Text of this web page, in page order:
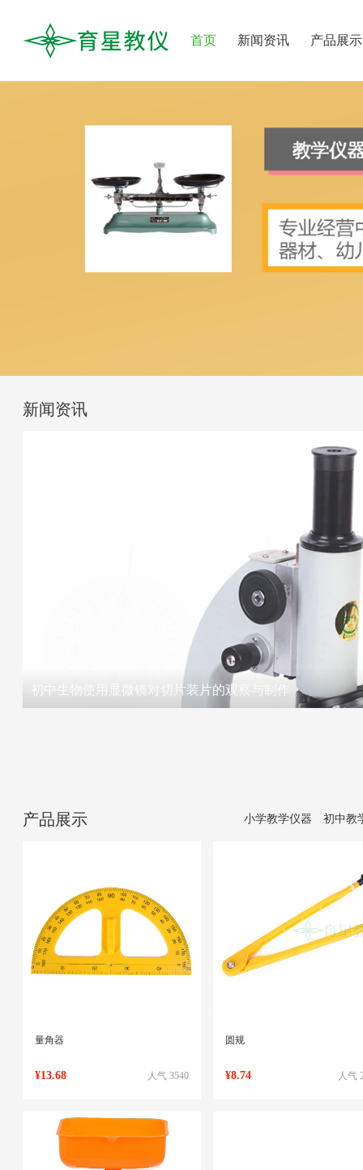
首页 新闻资讯 产品展示
新闻资讯
初中生物使用显微镜对切片装片的观察与制作
产品展示 小学教学仪器 初中教
量角器
人气 3540
¥13.68
圆规
人气
¥8.74